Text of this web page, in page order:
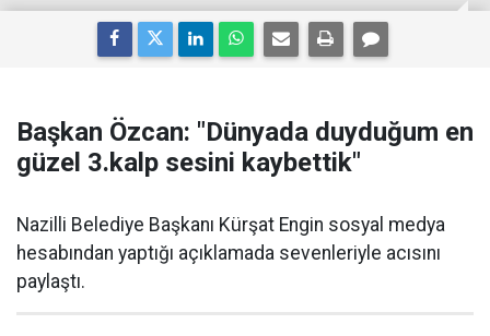
Başkan Özcan: "Dünyada duyduğum en
güzel 3.kalp sesini kaybettik"
Nazilli Belediye Başkanı Kürşat Engin sosyal medya
hesabından yaptığı açıklamada sevenleriyle acısını
paylaştı.